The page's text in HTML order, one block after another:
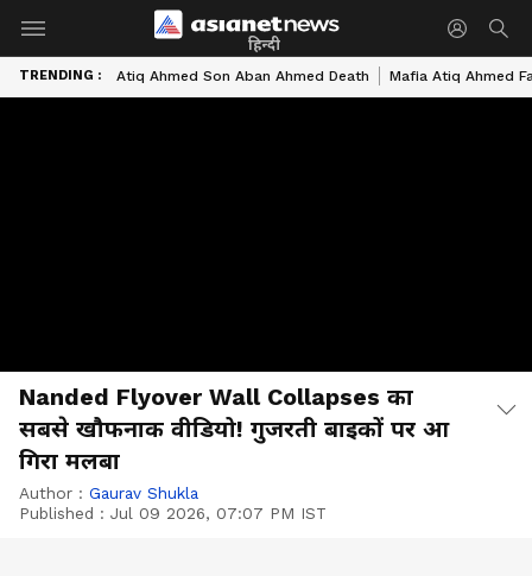
हिन्दी
TRENDING : Atiq Ahmed Son Aban Ahmed Death Mafia Atiq Ahmed
Nanded Flyover Wall Collapses का
सबसे खौफनाक वीडियो! गुजरती बाइकों पर आ
गिरा मलबा
Author : Gaurav Shukla
Published : Jul 09 2026, 07:07 PM IST